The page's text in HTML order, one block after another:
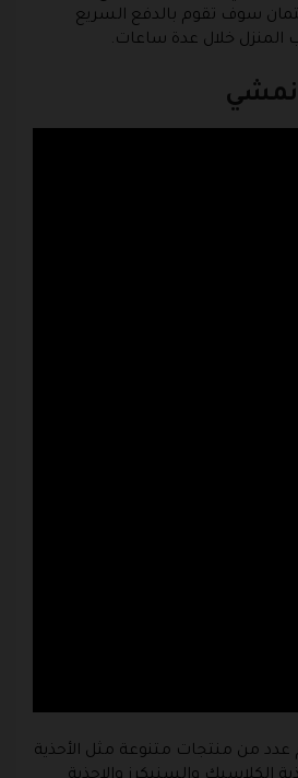
سوف تقوم بالدفع السريع
المنزل خلال عدة ساعات.
نمشي
عدد من منتجات متنوعة مثل الأحذية